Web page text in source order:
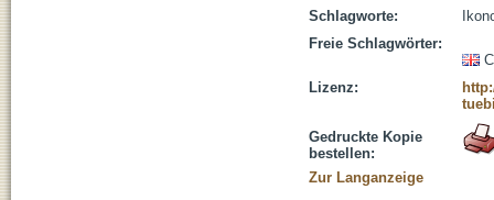
Schlagworte:
Freie Schlagwörter:
Lizenz:
Gedruckte Kopie
bestellen:
Zur Langanzeige